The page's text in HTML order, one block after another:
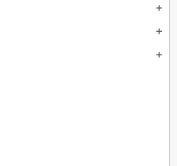
add
add
add